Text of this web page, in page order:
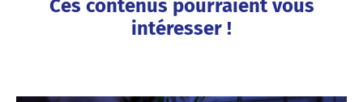
Ces contenus pourraient vous
intéresser !